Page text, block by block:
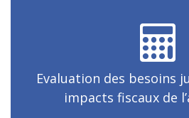
Evaluation des besoins
impacts fiscaux de